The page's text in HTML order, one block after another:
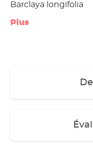
Barclaya longifolia
Plus